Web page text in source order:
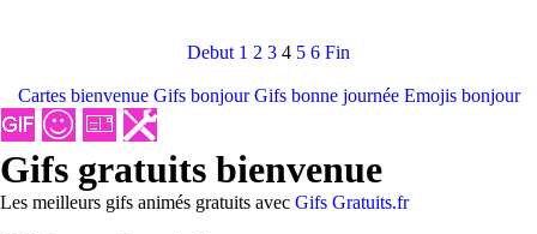
Debut 1 2 3 4 5 6 Fin
Cartes bienvenue Gifs bonjour Gifs bonne journée Emojis bonjour
Gifs gratuits bienvenue
Les meilleurs gifs animés gratuits avec Gifs Gratuits.fr